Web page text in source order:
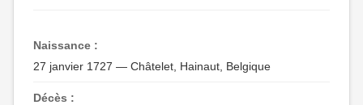
Naissance :
27 janvier 1727 — Châtelet, Hainaut, Belgique
Décès :